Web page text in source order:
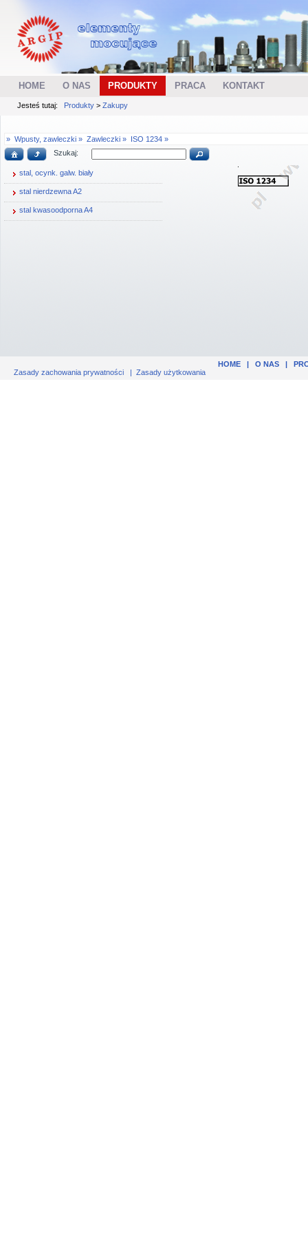
HOME O NAS PRODUKTY PRACA KONTAKT
Jesteś tutaj: Produkty > Zakupy
» Wpusty, zawleczki » Zawleczki » ISO 1234 »
Szukaj:
stal, ocynk. galw. biały
stal nierdzewna A2
stal kwasoodporna A4
HOME| O NAS|
Zasady zachowania prywatności | Zasady użytkowania